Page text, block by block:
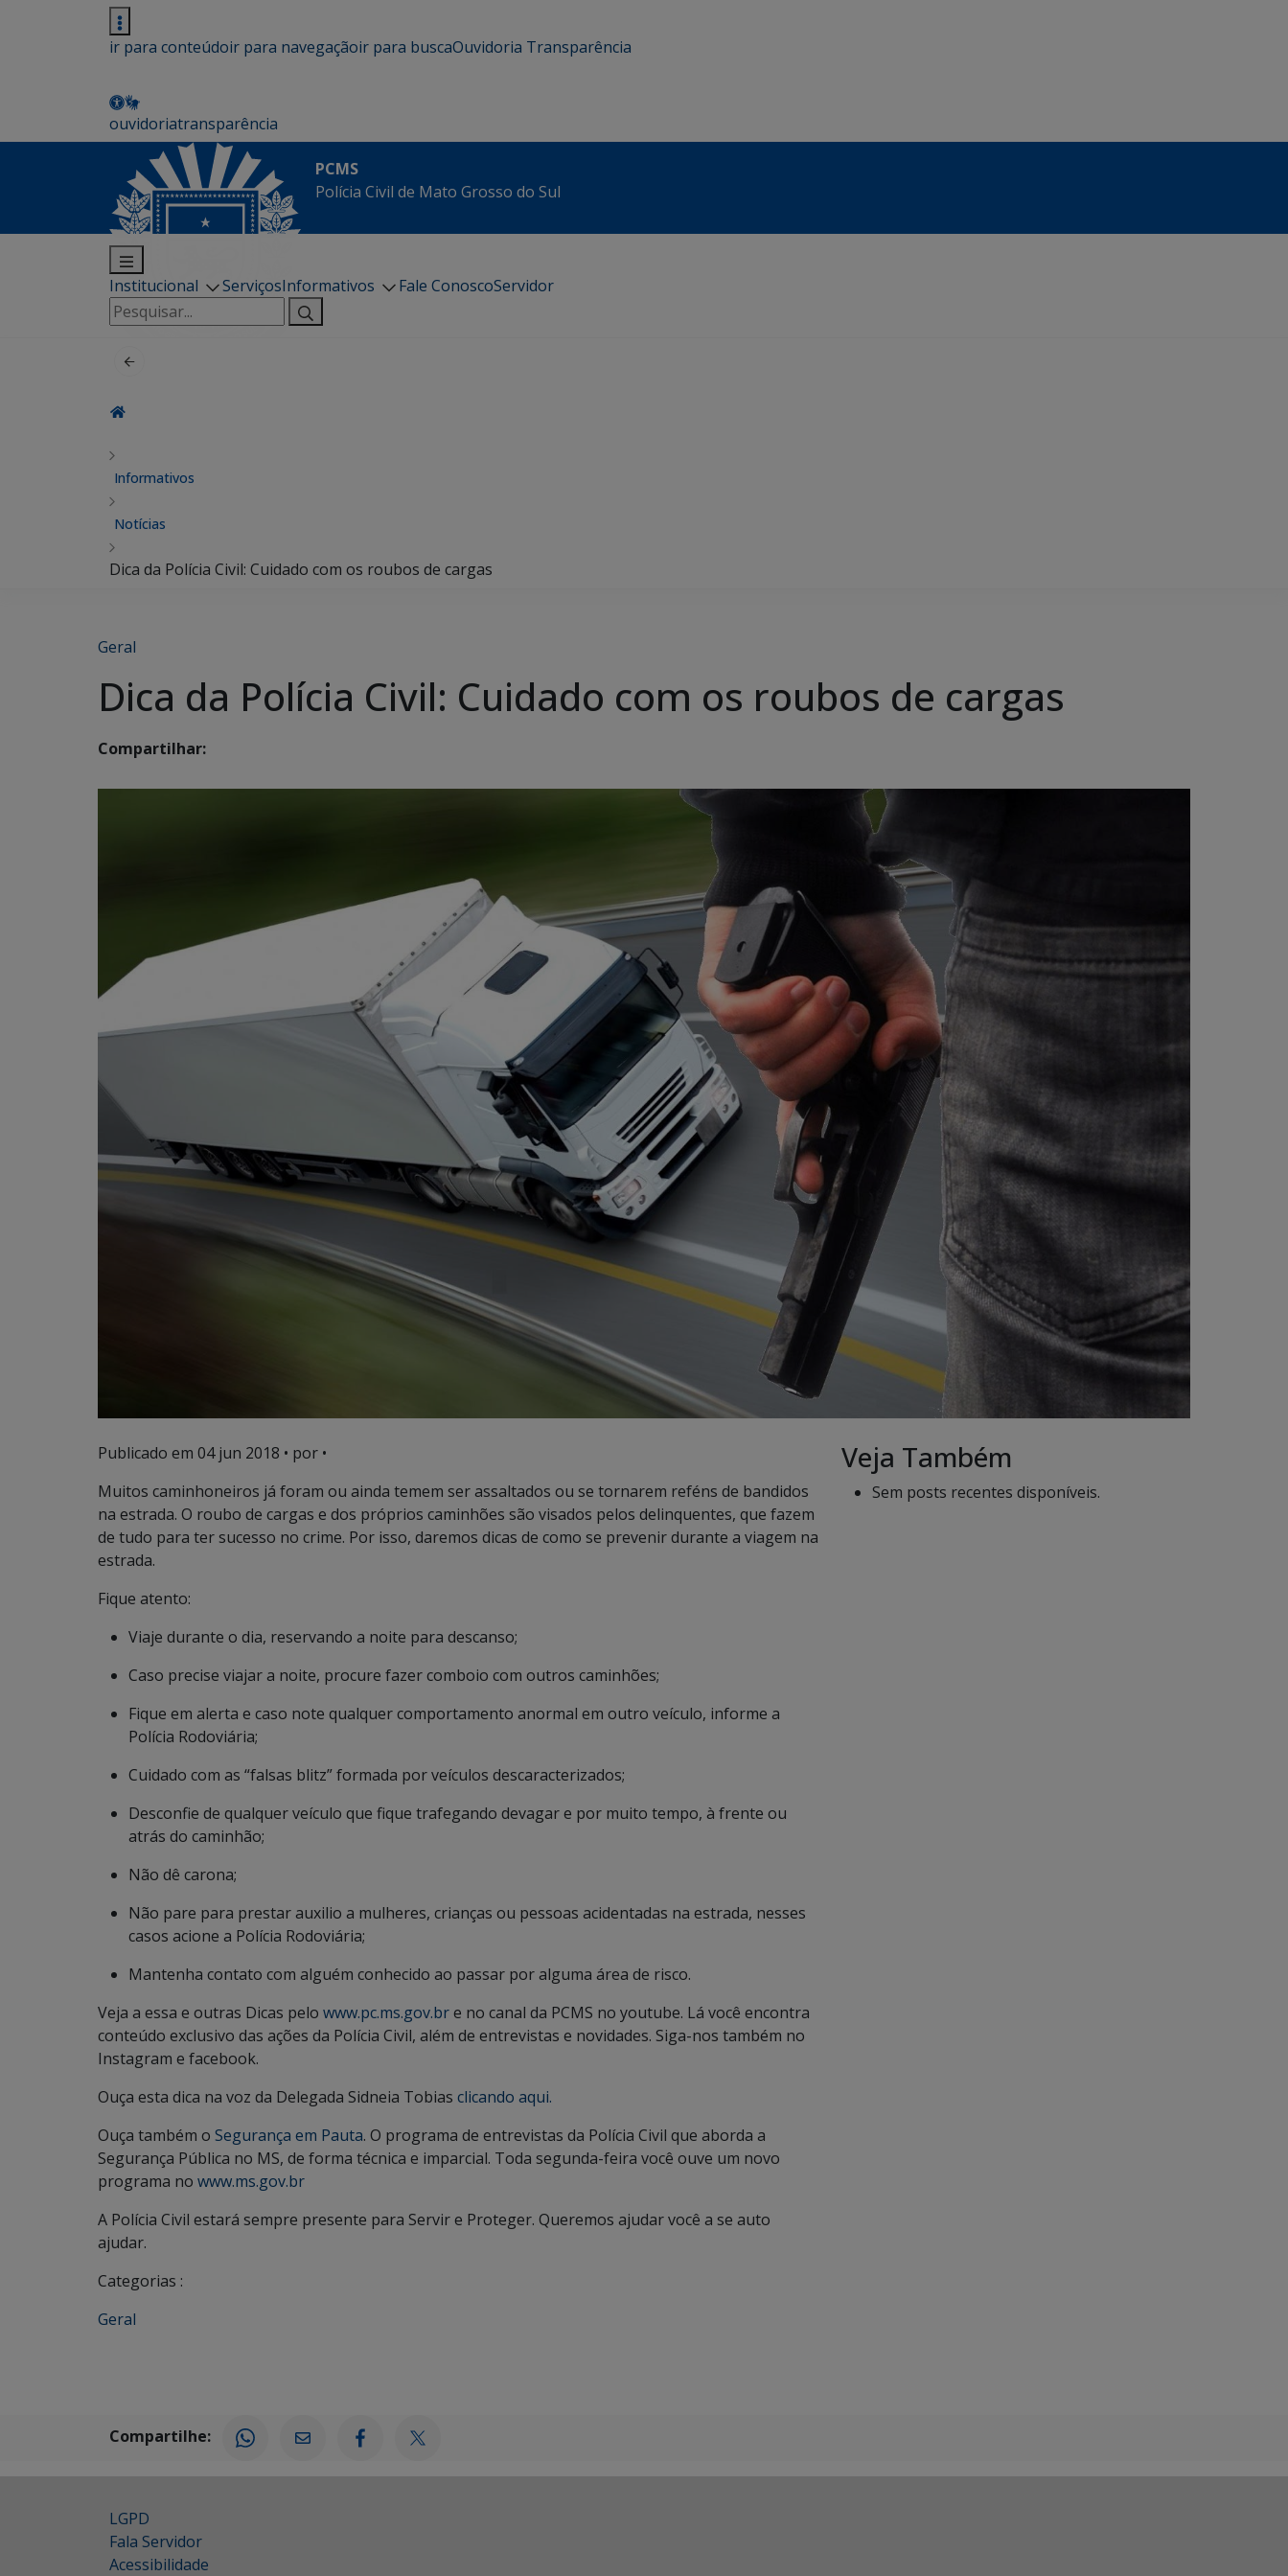
ir para conteúdoir para navegaçãoir para buscaOuvidoria Transparência
ouvidoriatransparência
PCMS
Polícia Civil de Mato Grosso do Sul
Institucional ServiçosInformativos Fale ConoscoServidor
Pesquisar
por:
Informativos
Notícias
Dica da Polícia Civil: Cuidado com os roubos de cargas
Geral
Dica da Polícia Civil: Cuidado com os roubos de cargas
Compartilhar:
Publicado em 04 jun 2018 • por •
Muitos caminhoneiros já foram ou ainda temem ser assaltados ou se tornarem reféns de bandidos
na estrada. O roubo de cargas e dos próprios caminhões são visados pelos delinquentes, que fazem
de tudo para ter sucesso no crime. Por isso, daremos dicas de como se prevenir durante a viagem na
estrada.
Fique atento:
Viaje durante o dia, reservando a noite para descanso;
Caso precise viajar a noite, procure fazer comboio com outros caminhões;
Fique em alerta e caso note qualquer comportamento anormal em outro veículo, informe a
Polícia Rodoviária;
Cuidado com as “falsas blitz” formada por veículos descaracterizados;
Desconfie de qualquer veículo que fique trafegando devagar e por muito tempo, à frente ou
atrás do caminhão;
Não dê carona;
Não pare para prestar auxilio a mulheres, crianças ou pessoas acidentadas na estrada, nesses
casos acione a Polícia Rodoviária;
Mantenha contato com alguém conhecido ao passar por alguma área de risco.
Veja a essa e outras Dicas pelo www.pc.ms.gov.bre no canal da PCMS no youtube. Lá você encontra
conteúdo exclusivo das ações da Polícia Civil, além de entrevistas e novidades. Siga-nos também no
Instagram e facebook.
Ouça esta dica na voz da Delegada Sidneia Tobias clicando aqui.
Ouça também o Segurança em Pauta. O programa de entrevistas da Polícia Civil que aborda a
Segurança Pública no MS, de forma técnica e imparcial. Toda segunda-feira você ouve um novo
programa no www.ms.gov.br
A Polícia Civil estará sempre presente para Servir e Proteger. Queremos ajudar você a se auto
ajudar.
Categorias :
Geral
Veja Também
Sem posts recentes disponíveis.
Compartilhe:
LGPD
Fala Servidor
Acessibilidade